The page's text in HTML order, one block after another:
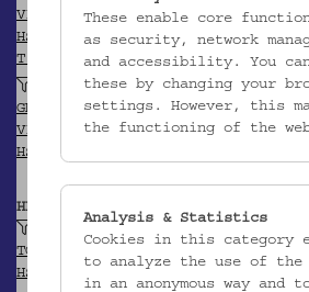
VIAF
HSA-Thesaurus
T.it
Universitätsbibliothek Graz
GND
VIAF
HSA-Thesaurus
HERKUNFT
Istrien (Region)
TGN
HSA-Thesaurus
These enable core
as security, network
and accessibility. You
these by changing your
settings. However, this
the functioning of the
Analysis & Statistics
Cookies in this category
to analyze the use of the
in an anonymous way and